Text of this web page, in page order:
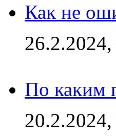
Как не
26.2.2024,
По каким